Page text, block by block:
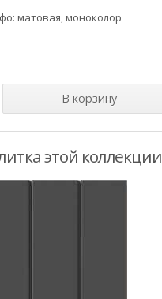
матовая, моноколор
этой коллекции